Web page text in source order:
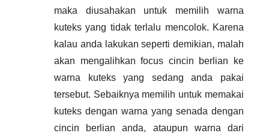
maka diusahakan untuk memilih warna
kuteks yang tidak terlalu mencolok. Karena
kalau anda lakukan seperti demikian, malah
akan mengalihkan focus cincin berlian ke
warna kuteks yang sedang anda pakai
tersebut. Sebaiknya memilih untuk memakai
kuteks dengan warna yang senada dengan
cincin berlian anda, ataupun warna dari